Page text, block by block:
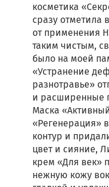
косметика
сразу отметила
от применения
таким чистым,
было на моей
«Устранение
разнотравье»
и расширенные
Маска
«Регенерация»
контур и
цвет и сияние,
крем «Для век»
нежную кожу